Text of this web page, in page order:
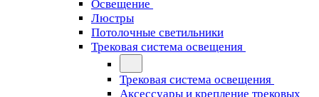
Освещение
Люстры
Потолочные светильники
Трековая система освещения
Трековая система освещения
Аксессуары и крепление трековых